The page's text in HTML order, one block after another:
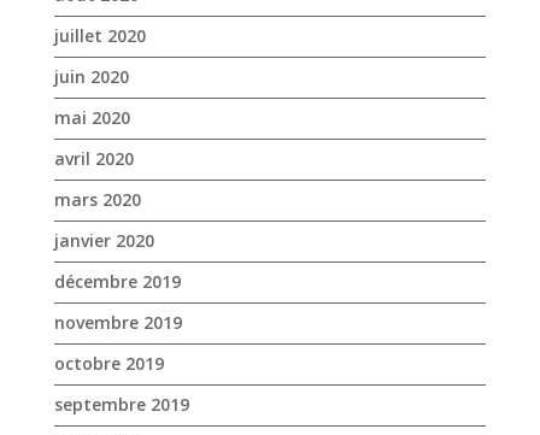
juillet 2020
juin 2020
mai 2020
avril 2020
mars 2020
janvier 2020
décembre 2019
novembre 2019
octobre 2019
septembre 2019